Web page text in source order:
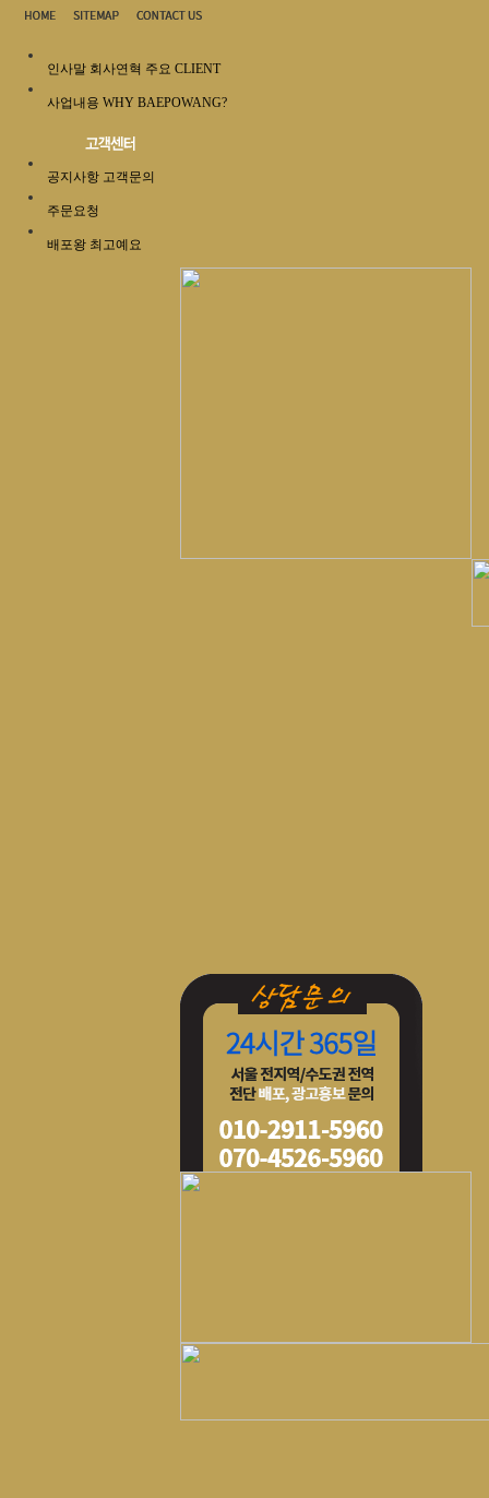
인사말 회사연혁 주요 CLIENT
사업내용 WHY BAEPOWANG?
공지사항 고객문의
주문요청
배포왕 최고예요